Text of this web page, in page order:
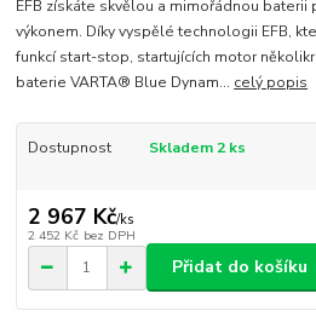
EFB získáte skvělou a mimořádnou baterii
výkonem. Díky vyspělé technologii EFB,
funkcí start-stop, startujících motor
baterie VARTA® Blue Dynam... celý popis
Dostupnost Skladem 2 ks
2 967 Kč/ks
2 452 Kč bez DPH
Přidat do košíku